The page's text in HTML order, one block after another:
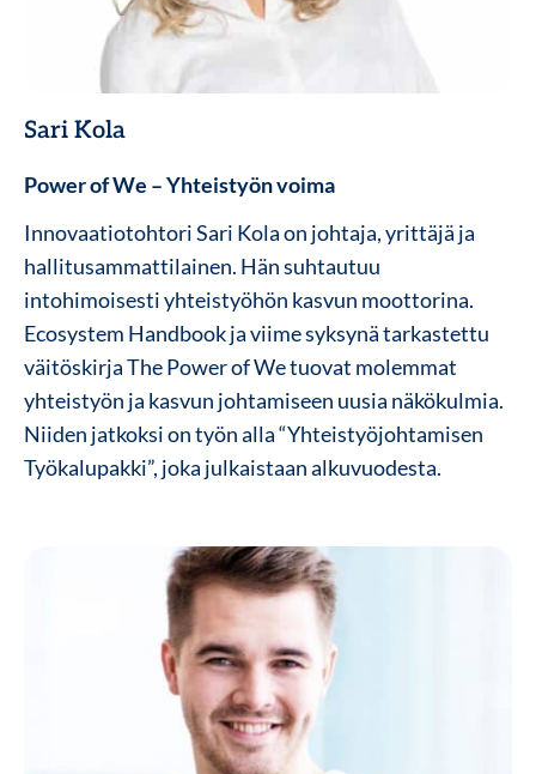
Sari Kola
Power of We – Yhteistyön voima
Innovaatiotohtori Sari Kola on johtaja, yrittäjä ja
hallitusammattilainen. Hän suhtautuu
intohimoisesti yhteistyöhön kasvun moottorina.
Ecosystem Handbook ja viime syksynä tarkastettu
väitöskirja The Power of We tuovat molemmat
yhteistyön ja kasvun johtamiseen uusia näkökulmia.
Niiden jatkoksi on työn alla “Yhteistyöjohtamisen
Työkalupakki”, joka julkaistaan alkuvuodesta.